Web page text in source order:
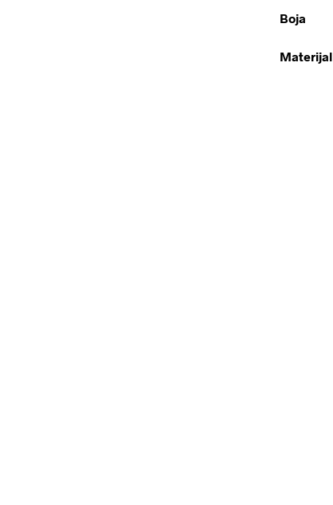
Boja
Materijal